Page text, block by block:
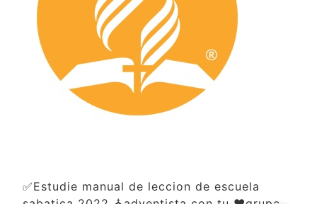
✅Estudie manual de leccion de escuela